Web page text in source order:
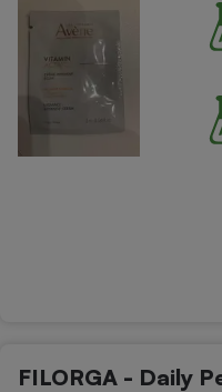
FILORGA - Daily